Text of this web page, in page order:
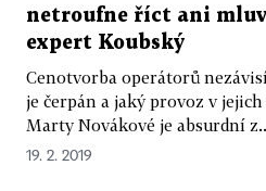
netroufne říct ani
expert Koubský
Cenotvorba operátorů
je čerpán a jaký provoz v
Marty Novákové je absurdní
19. 2. 2019